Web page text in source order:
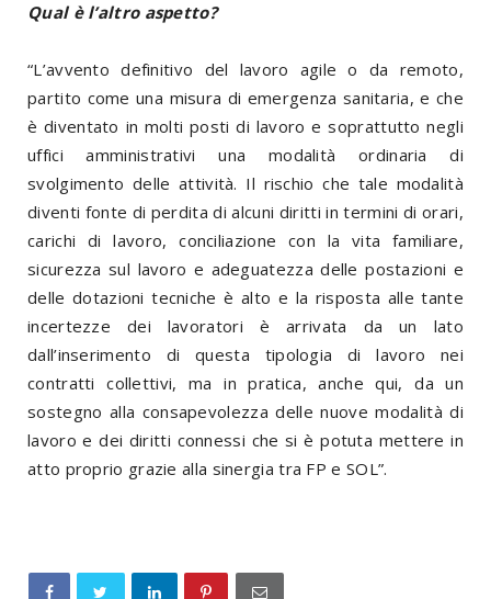
Qual è l’altro aspetto?
“L’avvento definitivo del lavoro agile o da remoto,
partito come una misura di emergenza sanitaria, e che
è diventato in molti posti di lavoro e soprattutto negli
uffici amministrativi una modalità ordinaria di
svolgimento delle attività. Il rischio che tale modalità
diventi fonte di perdita di alcuni diritti in termini di orari,
carichi di lavoro, conciliazione con la vita familiare,
sicurezza sul lavoro e adeguatezza delle postazioni e
delle dotazioni tecniche è alto e la risposta alle tante
incertezze dei lavoratori è arrivata da un lato
dall’inserimento di questa tipologia di lavoro nei
contratti collettivi, ma in pratica, anche qui, da un
sostegno alla consapevolezza delle nuove modalità di
lavoro e dei diritti connessi che si è potuta mettere in
atto proprio grazie alla sinergia tra FP e SOL”.